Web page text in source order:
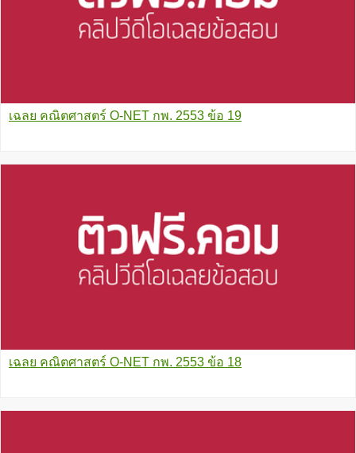
เฉลย คณิตศาสตร์ O-NET กพ. 2553 ข้อ 19
เฉลย คณิตศาสตร์ O-NET กพ. 2553 ข้อ 18